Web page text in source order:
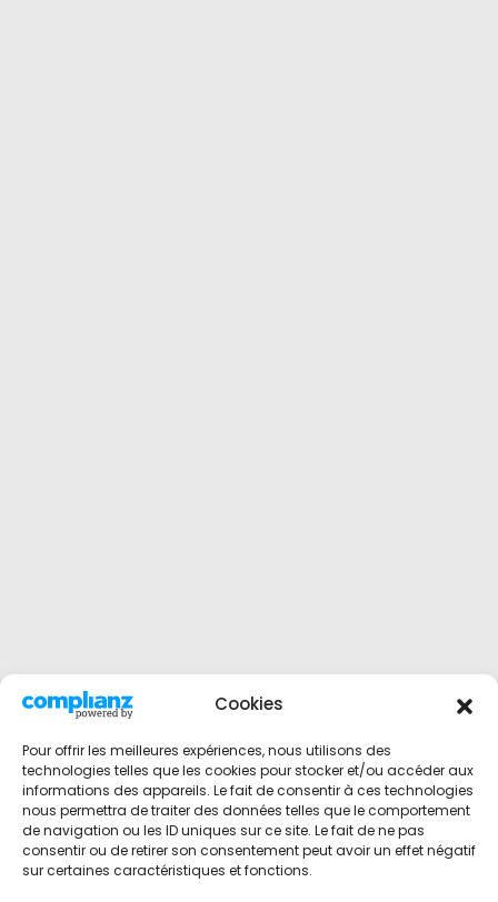
Cookies
Pour offrir les meilleures expériences, nous utilisons des
technologies telles que les cookies pour stocker et/ou accéder aux
informations des appareils. Le fait de consentir à ces technologies
nous permettra de traiter des données telles que le comportement
de navigation ou les ID uniques sur ce site. Le fait de ne pas
consentir ou de retirer son consentement peut avoir un effet négatif
sur certaines caractéristiques et fonctions.